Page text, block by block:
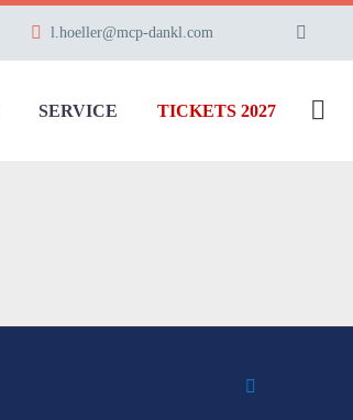
l.hoeller@mcp-dankl.com
SERVICE TICKETS 2027